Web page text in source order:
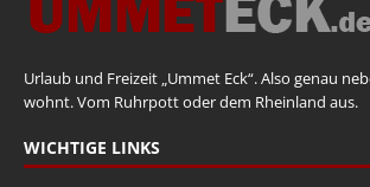
Urlaub und Freizeit „Ummet Eck“. Also genau
wohnt. Vom Ruhrpott oder dem Rheinland aus.
WICHTIGE LINKS